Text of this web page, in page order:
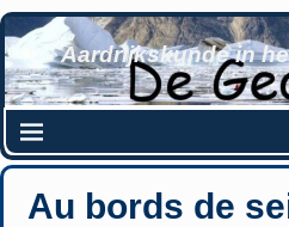
Aardrijkskunde in
Au bords de